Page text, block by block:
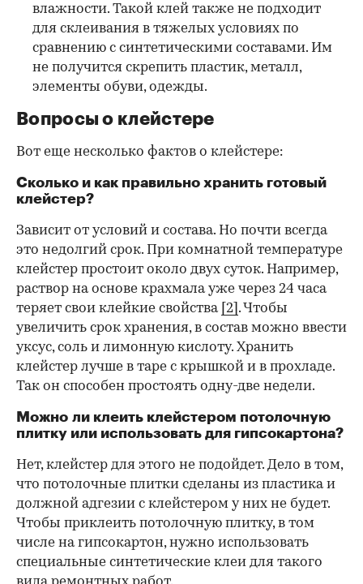
влажности. Такой клей также не подходит
для склеивания в тяжелых условиях по
сравнению с синтетическими составами. Им
не получится скрепить пластик, металл,
элементы обуви, одежды.
Вопросы о клейстере
Вот еще несколько фактов о клейстере:
Сколько и как правильно хранить готовый
клейстер?
Зависит от условий и состава. Но почти всегда
это недолгий срок. При комнатной температуре
клейстер простоит около двух суток. Например,
раствор на основе крахмала уже через 24 часа
теряет свои клейкие свойства [2] . Чтобы
увеличить срок хранения, в состав можно ввести
уксус, соль и лимонную кислоту. Хранить
клейстер лучше в таре с крышкой и в прохладе.
Так он способен простоять одну-две недели.
Можно ли клеить клейстером потолочную
плитку или использовать для гипсокартона?
Нет, клейстер для этого не подойдет. Дело в том,
что потолочные плитки сделаны из пластика и
должной адгезии с клейстером у них не будет.
Чтобы приклеить потолочную плитку, в том
числе на гипсокартон, нужно использовать
специальные синтетические клеи для такого